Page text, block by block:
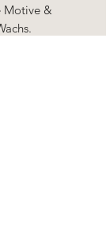
Motive &